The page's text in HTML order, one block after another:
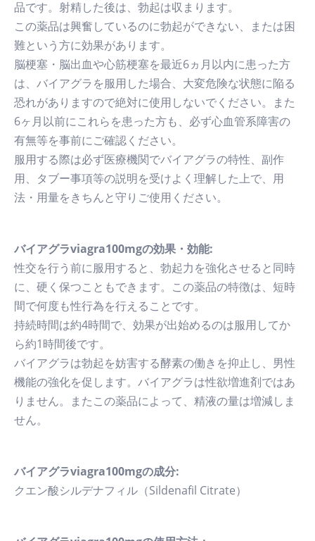
品です。射精した後は、勃起は収まります。
この薬品は興奮しているのに勃起ができない、または困
難という方に効果があります。
脳梗塞・脳出血や心筋梗塞を最近6ヵ月以内に患った方
は、バイアグラを服用した場合、大変危険な状態に陥る
恐れがありますので絶対に使用しないでください。また
6ヶ月以前にこれらを患った方も、必ず心血管系障害の
有無等を事前にご確認ください。
服用する際は必ず医療機関でバイアグラの特性、副作
用、タブー事項等の説明を受けよく理解した上で、用
法・用量をきちんと守りご使用ください。
バイアグラviagra100mgの効果・効能:
性交を行う前に服用すると、勃起力を強化させると同時
に、硬く保つこともできます。この薬品の特徴は、短時
間で何度も性行為を行えることです。
持続時間は約4時間で、効果が出始めるのは服用してか
ら約1時間後です。
バイアグラは勃起を妨害する酵素の働きを抑止し、男性
機能の強化を促します。バイアグラは性欲増進剤ではあ
りません。またこの薬品によって、精液の量は増減しま
せん。
バイアグラviagra100mgの成分:
クエン酸シルデナフィル（Sildenafil Citrate）